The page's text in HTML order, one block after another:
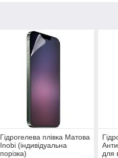
Гідрогелева плівка Матова
Inobi (індивідуальна
порізка)
для